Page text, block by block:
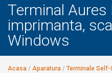
Terminal
imprimanta,
Windows
Acasa / Aparatura / Terminale